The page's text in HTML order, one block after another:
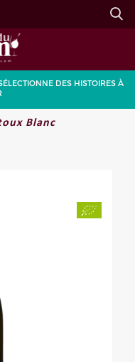
Go
DES HISTOIRES À
Blanc